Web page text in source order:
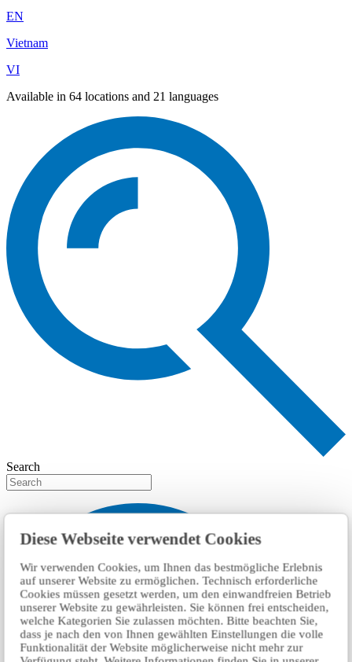
Diese Webseite verwendet Cookies
Wir verwenden Cookies, um Ihnen das bestmögliche Erlebnis
auf unserer Website zu ermöglichen. Technisch erforderliche
Cookies müssen gesetzt werden, um den einwandfreien Betrieb
unserer Website zu gewährleisten. Sie können frei entscheiden,
welche Kategorien Sie zulassen möchten. Bitte beachten Sie,
dass je nach den von Ihnen gewählten Einstellungen die volle
Funktionalität der Website möglicherweise nicht mehr zur
EN
Vietnam
VI
Available in 64 locations and 21 languages
Search